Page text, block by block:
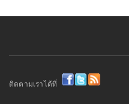
ติดตามเราได้ที่